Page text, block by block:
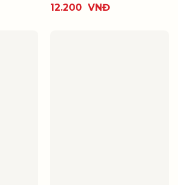
12.200 VNĐ